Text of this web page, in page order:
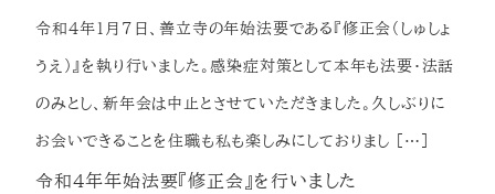
令和4年年始法要『修正会』を行いました
令和4年1月7日、善立寺の年始法要である『修正会（しゅしょ
うえ）』を執り行いました。感染症対策として本年も法要・法話
のみとし、新年会は中止とさせていただきました。久しぶりに
お会いできることを住職も私も楽しみにしておりまし […]